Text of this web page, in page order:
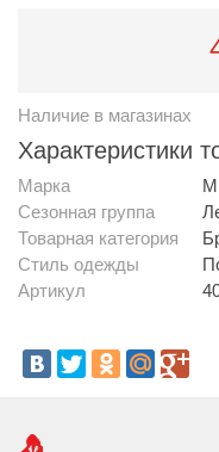
Наличие в магазинах
Характеристики
Марка
Сезонная группа
Товарная категория
Стиль одежды
Артикул